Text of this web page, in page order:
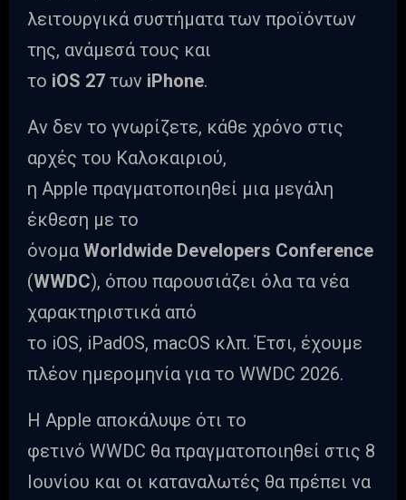
λειτουργικά συστήματα των προϊόντων
της, ανάμεσά τους και
το iOS 27 των iPhone.
Αν δεν το γνωρίζετε, κάθε χρόνο στις
αρχές του Καλοκαιριού,
η Apple πραγματοποιηθεί μια μεγάλη
έκθεση με το
όνομα Worldwide Developers Conference
(WWDC), όπου παρουσιάζει όλα τα νέα
χαρακτηριστικά από
το iOS, iPadOS, macOS κλπ. Έτσι, έχουμε
πλέον ημερομηνία για το WWDC 2026.
Η Apple αποκάλυψε ότι το
φετινό WWDC θα πραγματοποιηθεί στις 8
Ιουνίου και οι καταναλωτές θα πρέπει να